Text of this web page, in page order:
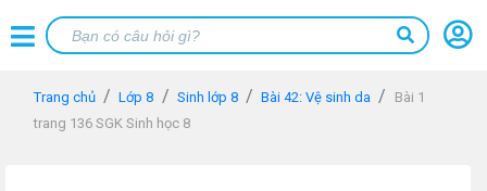
Trang chủ Lớp 8 Sinh lớp 8 Bài 42: Vệ sinh da
Bài 1
trang 136 SGK Sinh học 8